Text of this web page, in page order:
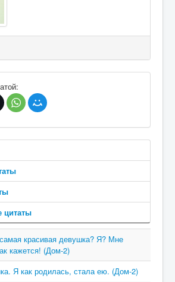
цитаты
красивая девушка? Я? Мне
кажется! (Дом-2)
Я как родилась, стала ею. (Дом-2)